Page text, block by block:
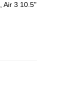
, Air 3 10.5"